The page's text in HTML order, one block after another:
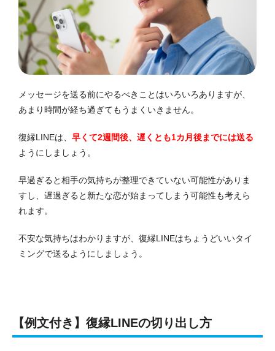
メッセージを送る前にやるべきことはいろいろありますが、
あまり時間が経ち過ぎてもうまくいきません。
復縁LINEは、 早くて2週間後、遅くとも1カ月後までには送る
ようにしましょう。
早過ぎると相手の気持ちが整理できていない可能性がありま
すし、遅過ぎると新たな恋が始まってしまう可能性も考えら
れます。
不安な気持ちはわかりますが、復縁LINEはちょうどいいタイ
ミングで送るようにしましょう。
【例文付き】復縁LINEの切り出し方